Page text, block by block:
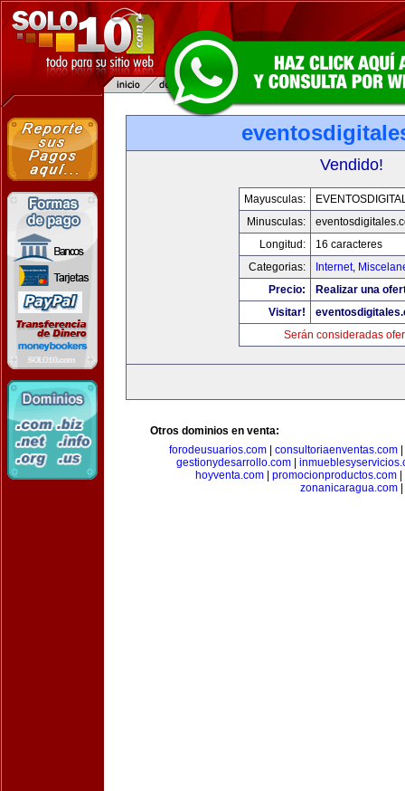
Vendido!
Mayusculas:
Minusculas:
Longitud:
16 caracteres
Categorias:
Internet,
Precio:
Realizar una
Visitar!
Serán consideradas
Otros dominios en venta:
forodeusuarios.com
consultoriaenventas.com
gestionydesarrollo.com
hoyventa.com| promocionproductos.com|
zonanicaragua.com